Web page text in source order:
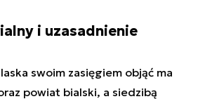
i uzasadnienie
swoim zasięgiem objąć ma
powiat bialski, a siedzibą